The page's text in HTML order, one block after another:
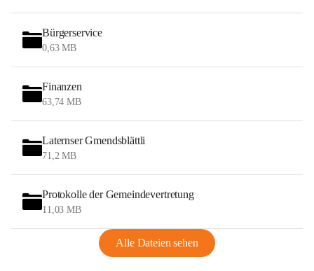
Bürgerservice
0,63 MB
Finanzen
63,74 MB
Laternser Gmendsblättli
71,2 MB
Protokolle der Gemeindevertretung
11,03 MB
Alle Dateien sehen